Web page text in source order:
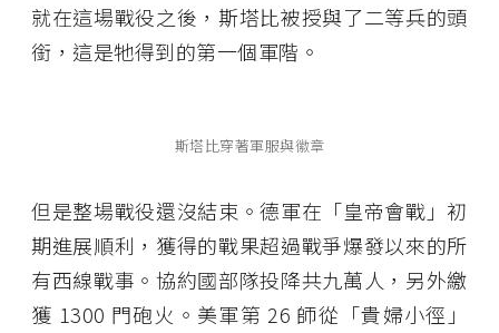
就在這場戰役之後，斯塔比被授與了二等兵的頭
銜，這是牠得到的第一個軍階。
斯塔比穿著軍服與徽章
但是整場戰役還沒結束。德軍在「皇帝會戰」初
期進展順利，獲得的戰果超過戰爭爆發以來的所
有西線戰事。協約國部隊投降共九萬人，另外繳
獲 1300 門砲火。美軍第 26 師從「貴婦小徑」